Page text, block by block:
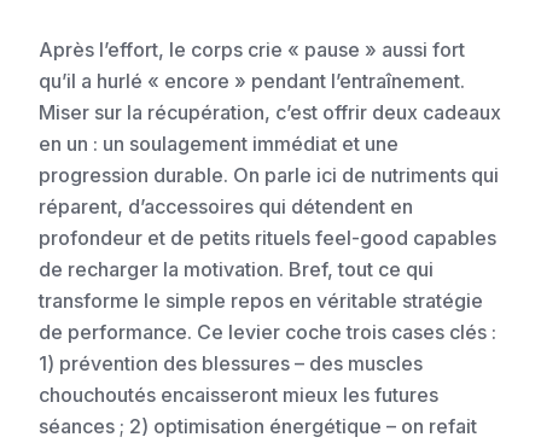
Après l’effort, le corps crie « pause » aussi fort
qu’il a hurlé « encore » pendant l’entraînement.
Miser sur la récupération, c’est offrir deux cadeaux
en un : un soulagement immédiat et une
progression durable. On parle ici de nutriments qui
réparent, d’accessoires qui détendent en
profondeur et de petits rituels feel-good capables
de recharger la motivation. Bref, tout ce qui
transforme le simple repos en véritable stratégie
de performance. Ce levier coche trois cases clés :
1) prévention des blessures – des muscles
chouchoutés encaisseront mieux les futures
séances ; 2) optimisation énergétique – on refait